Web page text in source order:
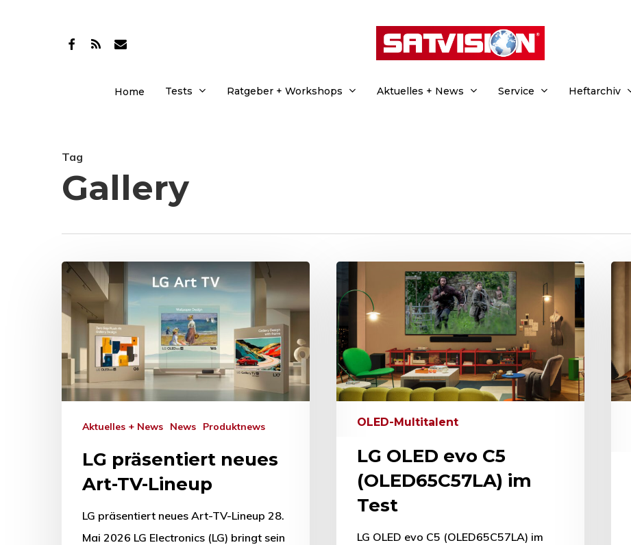
Drücken Sie Enter zum Suchen oder ESC zum Schließen.
facebook
RSS email
Home Tests Ratgeber + Workshops Aktuelles + News Service Heftarchiv
Tag
Gallery
Aktuelles + News News Produktnews
LG präsentiert neues
Art-TV-Lineup
LG präsentiert neues Art-TV-Lineup 28.
Mai 2026 LG Electronics (LG) bringt sein
OLED-Multitalent
LG OLED evo C5
(OLED65C57LA) im
Test
LG OLED evo C5 (OLED65C57LA) im